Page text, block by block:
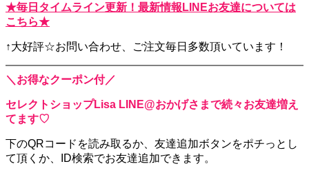
★毎日タイムライン更新！最新情報LINEお友達については
こちら★
↑大好評☆お問い合わせ、ご注文毎日多数頂いています！
＼お得なクーポン付／
セレクトショップLisa LINE@おかげさまで続々お友達増え
てます♡
下のQRコードを読み取るか、 友達追加ボタンをポチっとし
て頂くか、
ID検索でお友達追加できます。